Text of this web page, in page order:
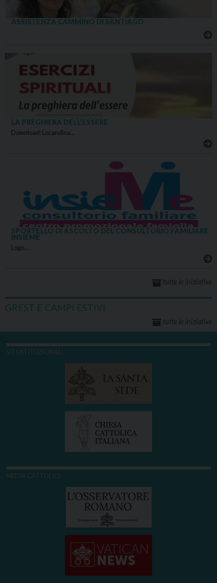
ASSISTENZA CAMMINO DI SANTIAGO
LA PREGHIERA DELL’ESSERE
Download: Locandina…
SPORTELLO DI ASCOLTO DEL CONSULTORIO FAMILIARE
INSIEME
Logo…
tutte le iniziative
GREST E CAMPI ESTIVI
tutte le iniziative
SITI ISTITUZIONALI
MEDIA CATTOLICI